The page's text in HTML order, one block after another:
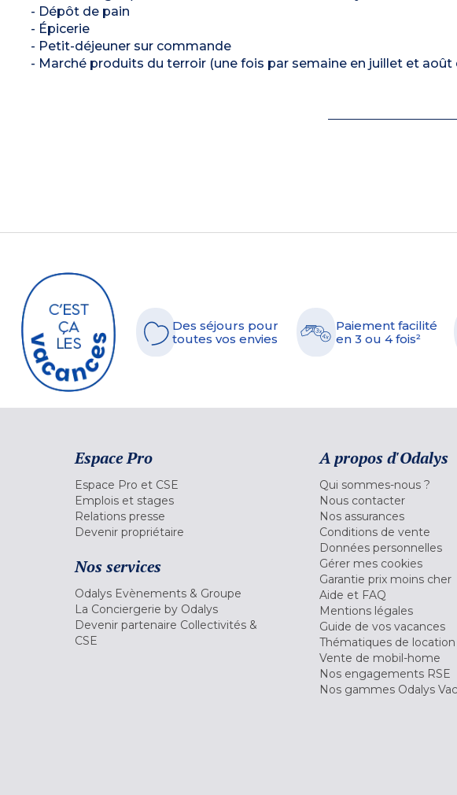
- Dépôt de pain
- Épicerie
- Petit-déjeuner sur commande
- Marché produits du terroir (une fois par semaine en juillet et
Des séjours pour
toutes vos envies
Paiement facilité
en 3 ou 4 fois²
Espace Pro
Espace Pro et CSE
Emplois et stages
Relations presse
Devenir propriétaire
Nos services
Odalys Evènements & Groupe
La Conciergerie by Odalys
Devenir partenaire Collectivités &
CSE
A propos d'Odalys
Qui sommes-nous ?
Nous contacter
Nos assurances
Conditions de vente
Données personnelles
Gérer mes cookies
Garantie prix moins cher
Aide et FAQ
Mentions légales
Guide de vos vacances
Thématiques de
Vente de mobil-home
Nos engagements RSE
Nos gammes Odalys